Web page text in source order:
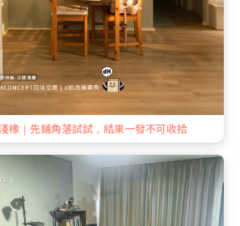
橡｜先鋪角落試試，結果一發不可收拾